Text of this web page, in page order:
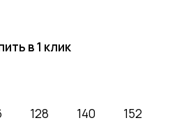
в 1 клик
128 140 152